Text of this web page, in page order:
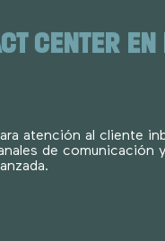
CENTER
atención al cliente
de comunicación y